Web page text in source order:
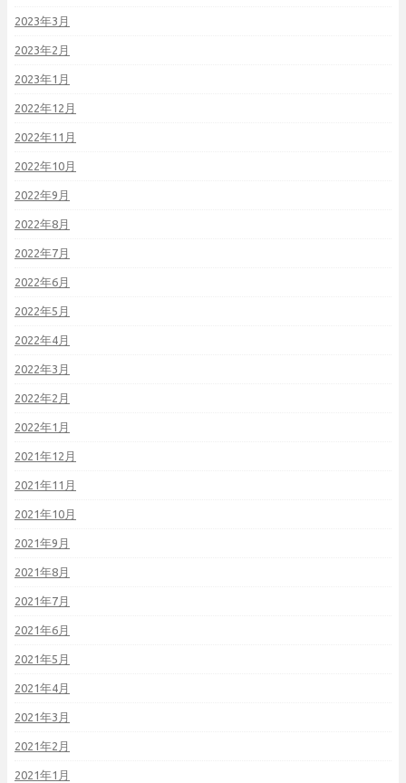
2023年3月
2023年2月
2023年1月
2022年12月
2022年11月
2022年10月
2022年9月
2022年8月
2022年7月
2022年6月
2022年5月
2022年4月
2022年3月
2022年2月
2022年1月
2021年12月
2021年11月
2021年10月
2021年9月
2021年8月
2021年7月
2021年6月
2021年5月
2021年4月
2021年3月
2021年2月
2021年1月